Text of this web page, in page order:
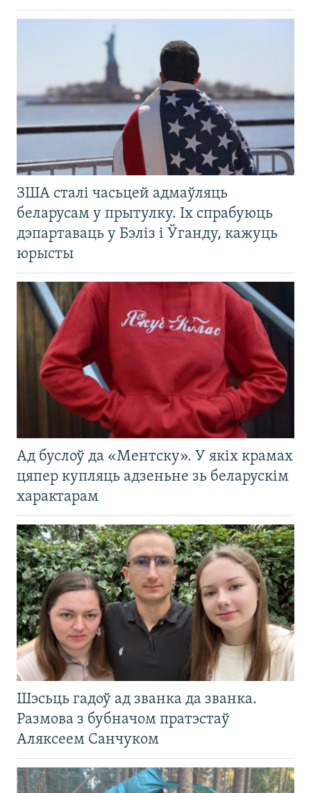
ЗША сталі часьцей адмаўляць
беларусам у прытулку. Іх спрабуюць
дэпартаваць у Бэліз і Ўганду, кажуць
юрысты
Ад буслоў да «Ментску». У якіх крамах
цяпер купляць адзеньне зь беларускім
характарам
Шэсьць гадоў ад званка да званка.
Размова з бубначом пратэстаў
Аляксеем Санчуком